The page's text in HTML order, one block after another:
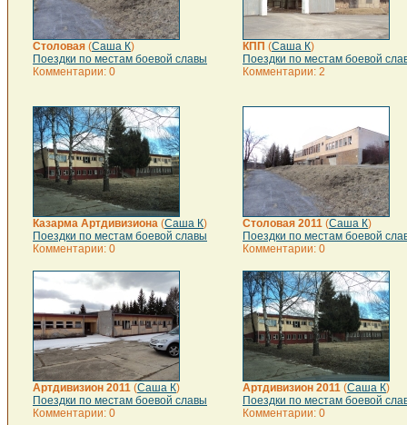
Столовая (Саша К)
Поездки по местам боевой славы
Комментарии: 0
КПП (Саша К)
Поездки по местам боевой
Комментарии: 2
Казарма Артдивизиона (Саша К)
Поездки по местам боевой славы
Комментарии: 0
Столовая 2011 (Саша К)
Поездки по местам боевой
Комментарии: 0
Артдивизион 2011 (Саша К)
Поездки по местам боевой славы
Комментарии: 0
Артдивизион 2011 (Саша К)
Поездки по местам боевой
Комментарии: 0